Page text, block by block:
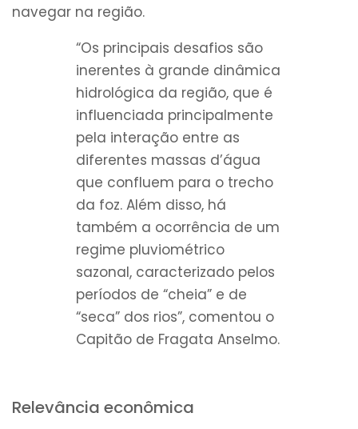
navegar na região.
“Os principais desafios são
inerentes à grande dinâmica
hidrológica da região, que é
influenciada principalmente
pela interação entre as
diferentes massas d’água
que confluem para o trecho
da foz. Além disso, há
também a ocorrência de um
regime pluviométrico
sazonal, caracterizado pelos
períodos de “cheia” e de
“seca” dos rios”, comentou o
Capitão de Fragata Anselmo.
Relevância econômica